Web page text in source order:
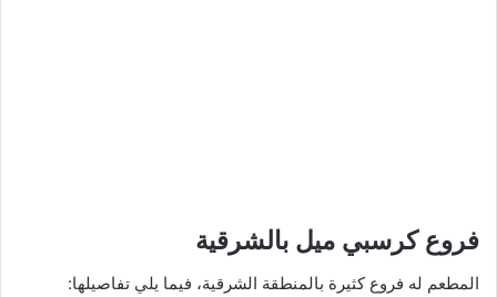
فروع كرسبي ميل بالشرقية
المطعم له فروع كثيرة بالمنطقة الشرقية، فيما يلي تفاصيلها: